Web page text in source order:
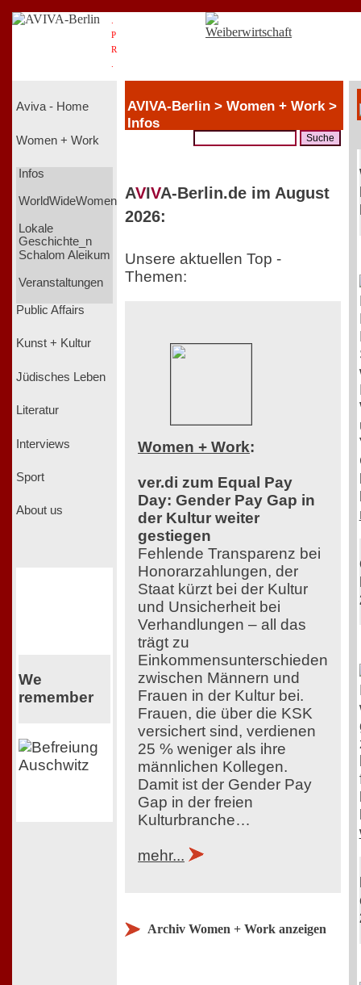
P
R
Aviva - Home
Women + Work
Infos
WorldWideWomen
Lokale
Geschichte_n
Schalom Aleikum
Veranstaltungen
Public Affairs
Kunst + Kultur
Jüdisches Leben
Literatur
Interviews
Sport
About us
We
remember
AVIVA-Berlin > Women + Work >
Infos
AVIVA-Berlin.de im August
2026:
Unsere aktuellen Top -
Themen:
Women + Work:
ver.di zum Equal Pay
Day: Gender Pay Gap in
der Kultur weiter
gestiegen
Fehlende Transparenz bei
Honorarzahlungen, der
Staat kürzt bei der Kultur
und Unsicherheit bei
Verhandlungen – all das
trägt zu
Einkommensunterschieden
zwischen Männern und
Frauen in der Kultur bei.
Frauen, die über die KSK
versichert sind, verdienen
25 % weniger als ihre
männlichen Kollegen.
Damit ist der Gender Pay
Gap in der freien
Kulturbranche…
mehr...
Archiv Women + Work anzeigen